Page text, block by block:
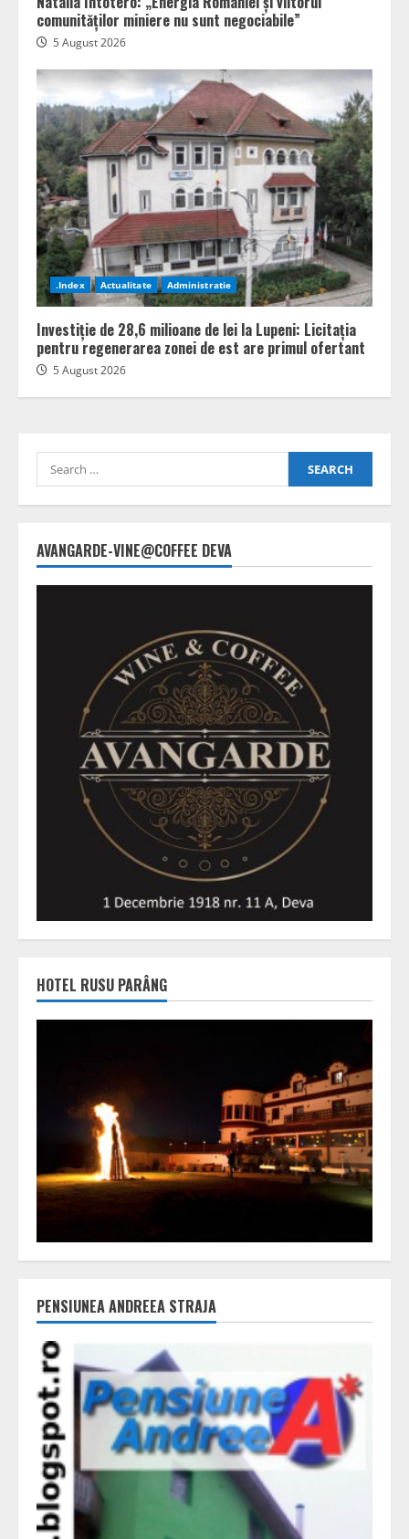
comunităților miniere nu sunt negociabile”
5 August 2026
.Index Actualitate Administratie
Investiție de 28,6 milioane de lei la Lupeni: Licitația
pentru regenerarea zonei de est are primul ofertant
5 August 2026
Search
for:
AVANGARDE-VINE@COFFEE DEVA
HOTEL RUSU PARÂNG
PENSIUNEA ANDREEA STRAJA